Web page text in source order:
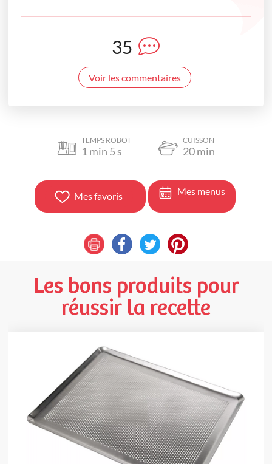
35
Voir les commentaires
TEMPS ROBOT
1 min 5 s
CUISSON
20min
Mes favoris Mes menus
Les bons produits pour
réussir la recette